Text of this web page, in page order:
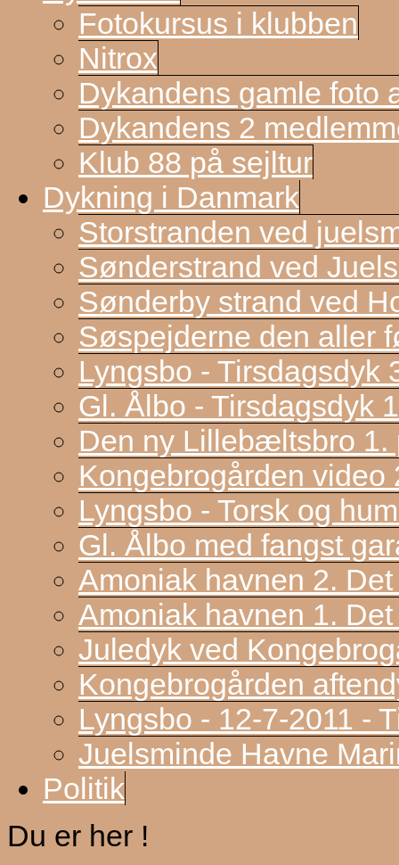
Fotokursus i klubben
Nitrox
Dykandens gamle foto
Dykandens 2
Klub 88 på sejltur
Dykning i Danmark
Storstranden ved
Sønderstrand ved
Sønderby strand ved
Søspejderne den aller
Lyngsbo - Tirsdagsdyk
Gl. Ålbo - Tirsdagsdyk
Den ny Lillebæltsbro 1.
Kongebrogården video
Lyngsbo - Torsk og
Gl. Ålbo med fangst
Amoniak havnen 2.
Amoniak havnen 1.
Juledyk ved
Kongebrogården
Lyngsbo - 12-7-2011 -
Juelsminde Havne
Politik
Du er her !